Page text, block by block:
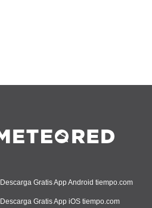
Descarga Gratis App Android tiempo.com
Descarga Gratis App iOS tiempo.com